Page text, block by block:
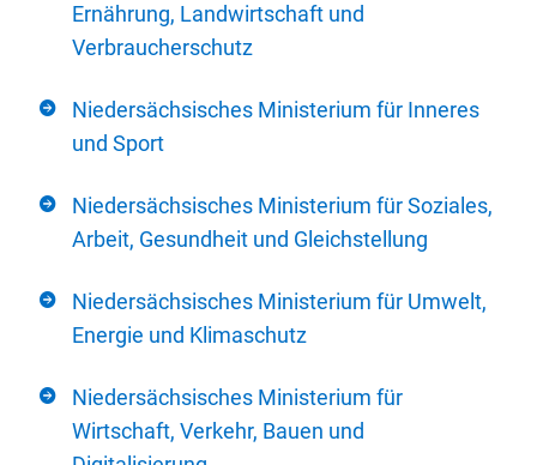
Ernährung, Landwirtschaft und
Verbraucherschutz
Niedersächsisches Ministerium für Inneres
und Sport
Niedersächsisches Ministerium für Soziales,
Arbeit, Gesundheit und Gleichstellung
Niedersächsisches Ministerium für Umwelt,
Energie und Klimaschutz
Niedersächsisches Ministerium für
Wirtschaft, Verkehr, Bauen und